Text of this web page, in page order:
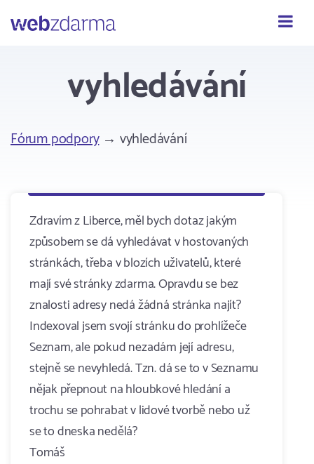
Webzdarma
vyhledávání
Fórum podpory→ vyhledávání
Zdravím z Liberce, měl bych dotaz jakým
způsobem se dá vyhledávat v hostovaných
stránkách, třeba v blozích uživatelů, které
mají své stránky zdarma. Opravdu se bez
znalosti adresy nedá žádná stránka najít?
Indexoval jsem svojí stránku do prohlížeče
Seznam, ale pokud nezadám její adresu,
stejně se nevyhledá. Tzn. dá se to v Seznamu
nějak přepnout na hloubkové hledání a
trochu se pohrabat v lidové tvorbě nebo už
se to dneska nedělá?
Tomáš